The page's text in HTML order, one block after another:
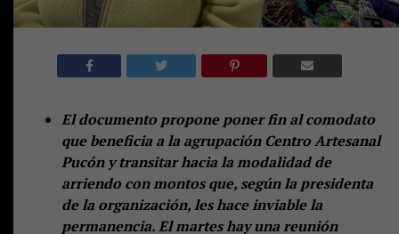
El documento propone poner fin al comodato
que beneficia a la agrupación Centro Artesanal
Pucón y transitar hacia la modalidad de
arriendo con montos que, según la presidenta
de la organización, les hace inviable la
permanencia. El martes hay una reunión